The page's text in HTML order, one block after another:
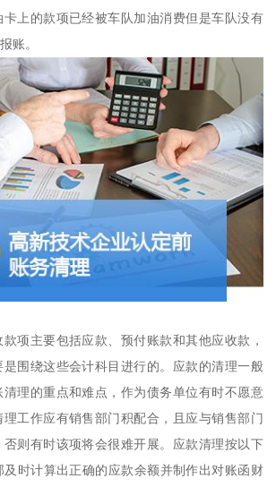
上的款项已经被车队加油消费但是车队没有
账。
项主要包括应款、预付账款和其他应收款，
是围绕这些会计科目进行的。应款的清理一般
理的重点和难点，作为债务单位有时不愿意
工作应有销售部门积配合，且应与销售部门
则有时该项将会很难开展。应款清理按以下
及时计算出正确的应款余额并制作出对账函财